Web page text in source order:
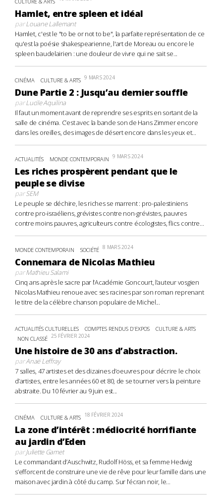
Hamlet, entre spleen et idéal
parLouane Lallemant
Hamlet, c'est le "to be or not to be", la parfaite représentation de ce
qu'est la poésie shakespearienne, l'art de Moreau ou encore le
spleen baudelairien : une douleur de vivre qui ne sait se...
CINÉMA CULTURE & ARTS 9 MARS 2024
Dune Partie 2 : Jusqu’au dernier souffle
parLucile Aquilina
Il faut un moment avant de reprendre ses esprits en sortant de la
salle de cinéma. C’est avec la bande son de Hans Zimmer encore
dans les oreilles, des images de désert encore dans les yeux et...
ACTUALITÉS MONDE CONTEMPORAIN 9 MARS 2024
Les riches prospèrent pendant que le
peuple se divise
parSEM
Le peuple se déchire, les riches se marrent : pro-palestiniens
contre pro-israéliens, grévistes contre non-grévistes, pauvres
contre moins pauvres, agriculteurs contre écologistes, flics contre...
MONDE CONTEMPORAIN SOCIÉTÉ 8 MARS 2024
Connemara de Nicolas Mathieu
parMathieu Salami
Cinq ans après le sacre par l’Académie Goncourt, l’auteur vosgien
Nicolas Mathieu renoue avec ses racines par son roman reprenant
le titre de la célèbre chanson populaire de Michel...
ACTUALITÉS CULTURELLES COMPTES RENDUS D'EXPOS
CULTURE & ARTS
NON CLASSÉ 25 FÉVRIER 2024
Une histoire de 30 ans d’abstraction.
parAnaë Leffray
7 salles, 47 artistes et des dizaines d’oeuvres pour décrire le choix
d’artistes, entre les années 60 et 80, de se tourner vers la peinture
abstraite. Du 10 février au 9 juin est...
CINÉMA CULTURE & ARTS 18 FÉVRIER 2024
La zone d’intérêt : médiocrité horrifiante
au jardin d’Eden
parJuliette Gamet
Le commandant d’Auschwitz, Rudolf Höss, et sa femme Hedwig
s’efforcent de construire une vie de rêve pour leur famille dans une
maison avec jardin à côté du camp. Sur l’écran noir, le...